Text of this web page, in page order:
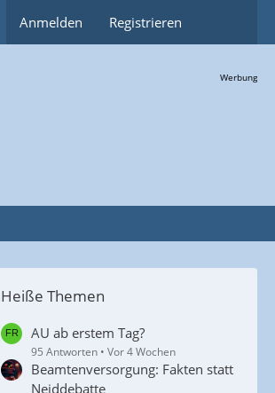
Anmelden Registrieren
Werbung
Heiße Themen
AU ab erstem Tag?
95 Antworten Vor 4 Wochen
Beamtenversorgung: Fakten statt
Neiddebatte